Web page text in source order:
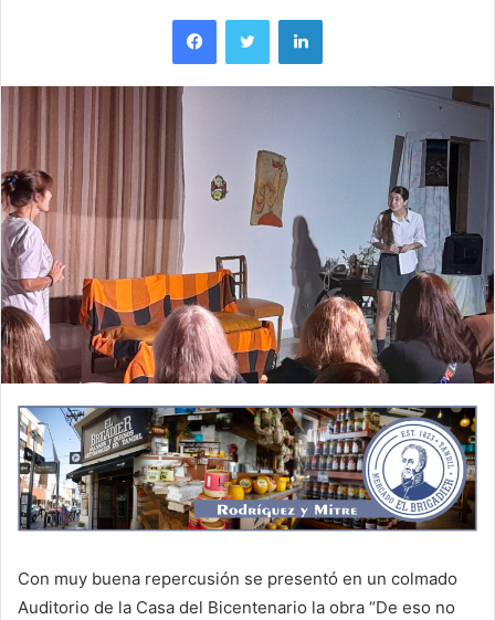
Con muy buena repercusión se presentó en un colmado
Auditorio de la Casa del Bicentenario la obra “De eso no